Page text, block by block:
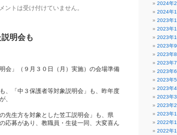
ントは受け付けていません。
明会も
会」（９月３０日（月）実施）の会場準備
、「中３保護者等対象説明会」も、昨年度
、
先生方を対象とした笠工説明会」も、県
応募があり、教職員・生徒一同、大変喜ん
2024年2
2024年1
2023年
2023年
2023年
2023年9
2023年8
2023年7
2023年6
2023年5
2023年4
2023年3
2023年2
2023年1
2022年
2022年